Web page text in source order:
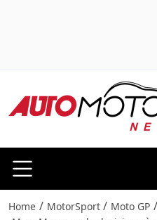
Home / MotorSport / Moto GP /